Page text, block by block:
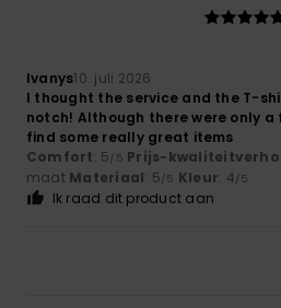
Ivanys10. juli 2026
I thought the service and the T-
notch! Although there were only
find some really great items
Comfort: 5/5 Prijs-
maat Materiaal: 5/5 Kleur: 4/5
Ik raad dit product aan